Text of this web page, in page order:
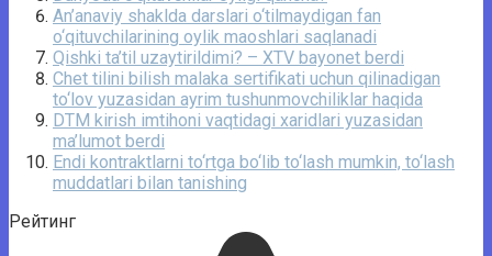
An’anaviy shaklda darslari o‘tilmaydigan fan
o‘qituvchilarining oylik maoshlari saqlanadi
Qishki ta’til uzaytirildimi? – XTV bayonet berdi
Chet tilini bilish malaka sertifikati uchun qilinadigan
to‘lov yuzasidan ayrim tushunmovchiliklar haqida
DTM kirish imtihoni vaqtidagi xaridlari yuzasidan
ma’lumot berdi
Endi kontraktlarni to‘rtga bo‘lib to‘lash mumkin, to‘lash
muddatlari bilan tanishing
Рейтинг